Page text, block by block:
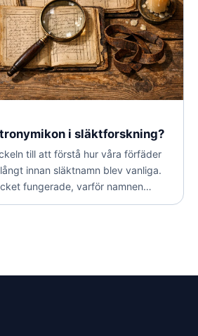
i släktforskning?
till att förstå hur våra förfäder
innan släktnamn blev vanliga.
fungerade, varför namnen
och hur du tolkar dem